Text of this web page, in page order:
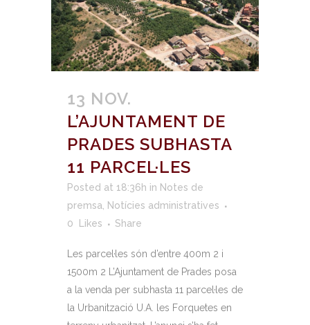
13 NOV.
L’AJUNTAMENT DE
PRADES SUBHASTA
11 PARCEL·LES
Posted at 18:36h in Notes de
premsa
Notícies administratives
0
Likes Share
Les parcel·les són d’entre 400m 2 i
1500m 2 L’Ajuntament de Prades posa
a la venda per subhasta 11 parcel·les de
la Urbanització U.A. les Forquetes en